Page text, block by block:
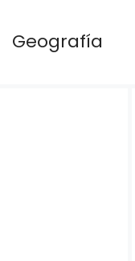
Geografía